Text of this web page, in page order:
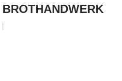
BROTHANDWERK